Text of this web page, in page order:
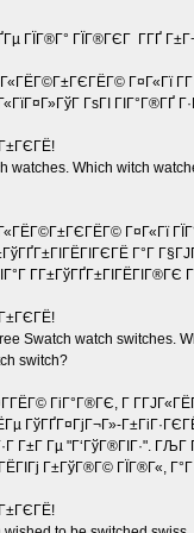
ГЇГ®Г° ГЇГ®ГЄГ Г­ГҐ
Г¤Г«Гї
ГѕГІ ГІГ°Г®ГҐ
watches. Which witch
Г¤Г«Гї
Г°Г
Г­Г±ГўГҐГ±ГІГЁГІГ®ГЄ
Swatch watch switches.
switch?
ГіГ°Г®ГЄ, Г
ГўГҐГ¤ГјГ¬Г»-
Г±Г Гµ "Г‘ГўГ®ГІГ·".
Г±ГўГ®Г© ГЇГ®Г«,